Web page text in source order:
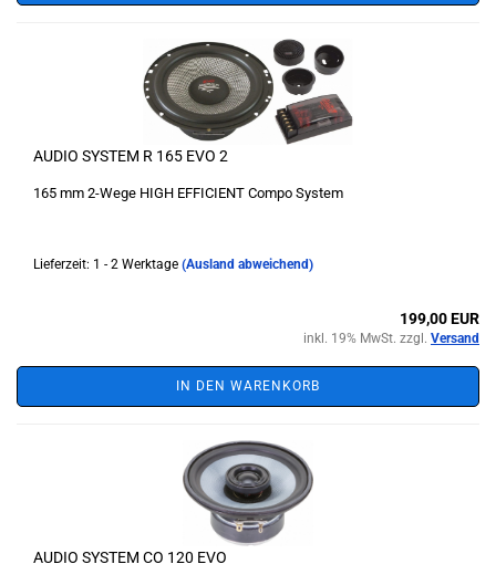
AUDIO SYSTEM R 165 EVO 2
165 mm 2-Wege HIGH EFFICIENT Compo System
Lieferzeit: 1 - 2 Werktage (Ausland abweichend)
199,00 EUR
inkl. 19% MwSt. zzgl. Versand
IN DEN WARENKORB
AUDIO SYSTEM CO 120 EVO